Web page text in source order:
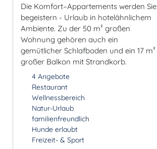
Die Komfort–Appartements werden Sie
begeistern - Urlaub in hotelähnlichem
Ambiente. Zu der 50 m² großen
Wohnung gehören auch ein
gemütlicher Schlafboden und ein 17 m²
großer Balkon mit Strandkorb.
4 Angebote
Restaurant
Wellnessbereich
Natur-Urlaub
familienfreundlich
Hunde erlaubt
Freizeit- & Sport